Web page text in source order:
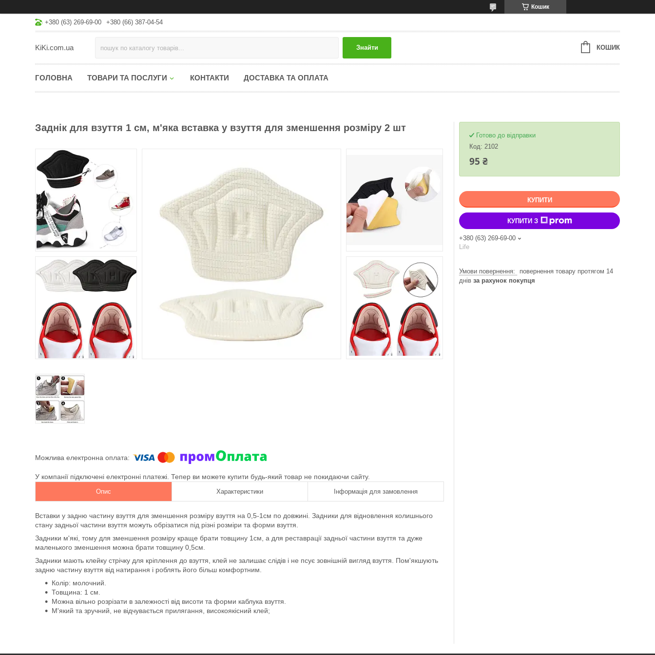
Кошик
+380 (63) 269-69-00 +380 (66) 387-04-54
KiKi.com.ua Знайти КОШИК
ГОЛОВНА ТОВАРИ ТА ПОСЛУГИ КОНТАКТИ ДОСТАВКА ТА ОПЛАТА
Заднік для взуття 1 см, м'яка вставка у взуття для зменшення розміру 2 шт
У компанії підключені електронні платежі. Тепер ви можете купити будь-який товар не покидаючи сайту.
Опис Характеристики Інформація для замовлення
Вставки у задню частину взуття для зменшення розміру взуття на 0,5-1см по довжині. Задники для відновлення колишнього
стану задньої частини взуття можуть обрізатися під різні розміри та форми взуття.
Задники м'які, тому для зменшення розміру краще брати товщину 1см, а для реставрації задньої частини взуття та дуже
маленького зменшення можна брати товщину 0,5см.
Задники мають клейку стрічку для кріплення до взуття, клей не залишає слідів і не псує зовнішній вигляд взуття. Пом'якшують
задню частину взуття від натирання і роблять його більш комфортним.
Колір: молочний.
Товщина: 1 см.
Можна вільно розрізати в залежності від висоти та форми каблука взуття.
М'який та зручний, не відчувається прилягання, високоякісний клей;
Готово до відправки
Код: 2102
95 ₴
КУПИТИ
КУПИТИ З
+380 (63) 269-69-00
Life
повернення товару протягом 14
днів за рахунок покупця